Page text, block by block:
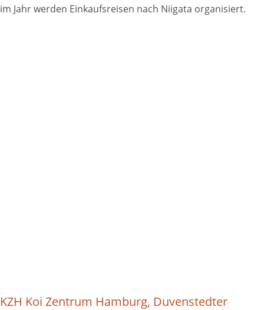
im Jahr werden Einkaufsreisen nach Niigata organisiert.
KZH Koi Zentrum Hamburg, Duvenstedter